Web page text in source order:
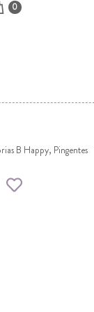
0
B Happy, Pingentes